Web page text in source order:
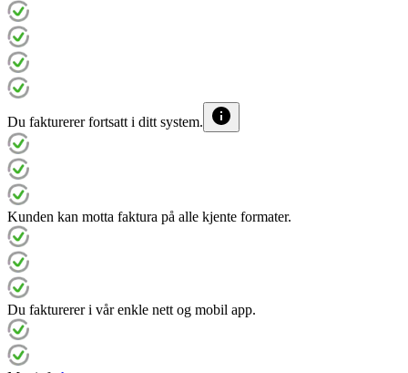
Du fakturerer fortsatt i ditt system.
Kunden kan motta faktura på alle kjente formater.
Du fakturerer i vår enkle nett og mobil app.